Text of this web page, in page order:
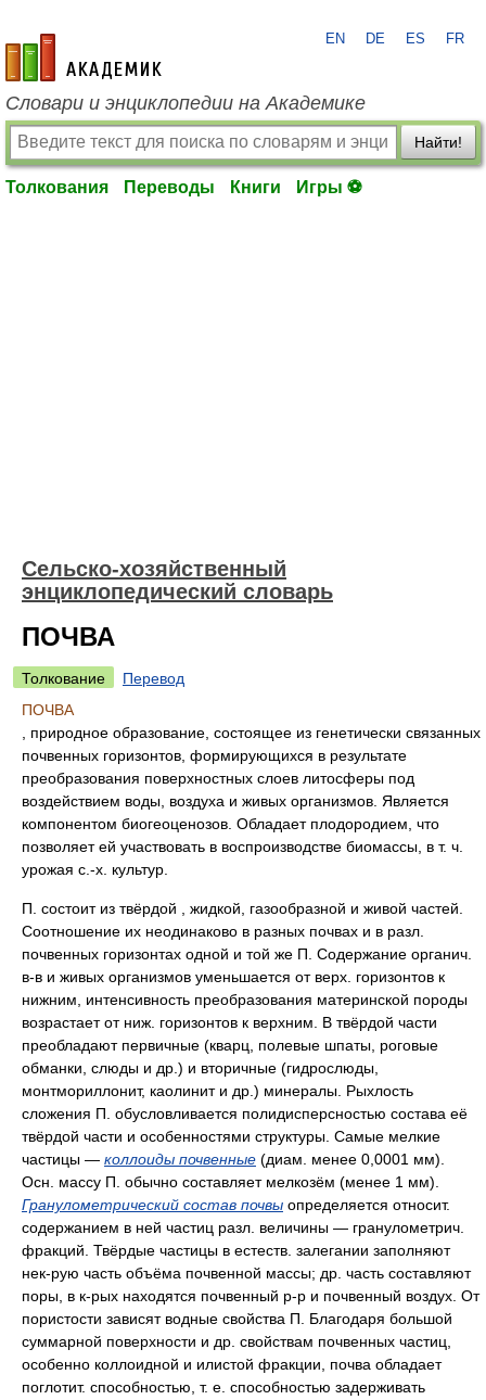
academic.ru
EN DE ES FR
Словари и энциклопедии на Академике
Найти!
Толкования Переводы Книги Игры ⚽
Сельско-хозяйственный
энциклопедический словарь
ПОЧВА
Толкование
Перевод
ПОЧВА
, природное образование, состоящее из генетически связанных
почвенных горизонтов, формирующихся в результате
преобразования поверхностных слоев литосферы под
воздействием воды, воздуха и живых организмов. Является
компонентом биогеоценозов. Обладает плодородием, что
позволяет ей участвовать в воспроизводстве биомассы, в т. ч.
урожая с.-х. культур.
П. состоит из твёрдой , жидкой, газообразной и живой частей.
Соотношение их неодинаково в разных почвах и в разл.
почвенных горизонтах одной и той же П. Содержание органич.
в-в и живых организмов уменьшается от верх. горизонтов к
нижним, интенсивность преобразования материнской породы
возрастает от ниж. горизонтов к верхним. В твёрдой части
преобладают первичные (кварц, полевые шпаты, роговые
обманки, слюды и др.) и вторичные (гидрослюды,
монтмориллонит, каолинит и др.) минералы. Рыхлость
сложения П. обусловливается полидисперсностью состава её
твёрдой части и особенностями структуры. Самые мелкие
частицы — коллоиды почвенные (диам. менее 0,0001 мм).
Осн. массу П. обычно составляет мелкозём (менее 1 мм).
Гранулометрический состав почвы определяется относит.
содержанием в ней частиц разл. величины — гранулометрич.
фракций. Твёрдые частицы в естеств. залегании заполняют
нек-рую часть объёма почвенной массы; др. часть составляют
поры, в к-рых находятся почвенный р-р и почвенный воздух. От
пористости зависят водные свойства П. Благодаря большой
суммарной поверхности и др. свойствам почвенных частиц,
особенно коллоидной и илистой фракции, почва обладает
поглотит. способностью, т. е. способностью задерживать